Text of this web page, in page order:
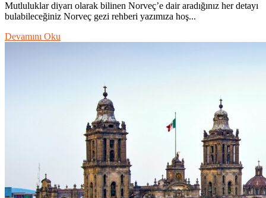
Mutluluklar diyarı olarak bilinen Norveç’e dair aradığınız her detayı
bulabileceğiniz Norveç gezi rehberi yazımıza hoş...
Devamını Oku